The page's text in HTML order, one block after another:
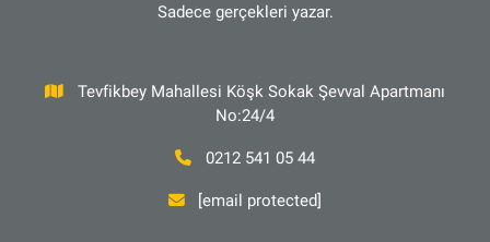
Sadece gerçekleri yazar.
Tevfikbey Mahallesi Köşk Sokak Şevval Apartmanı
No:24/4
0212 541 05 44
[email protected]